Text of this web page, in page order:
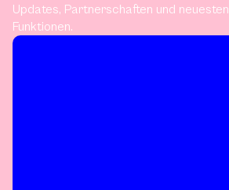
Updates, Partnerschaften und neuesten
Funktionen.